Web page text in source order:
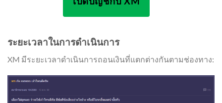
ระยะเวลาในการดำเนินการ
XM มีระยะเวลาดำเนินการถอนเงินที่แตกต่างกันตามช่องทาง: